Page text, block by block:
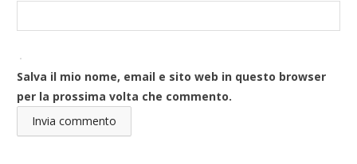
Salva il mio nome, email e sito web in questo browser
per la prossima volta che commento.